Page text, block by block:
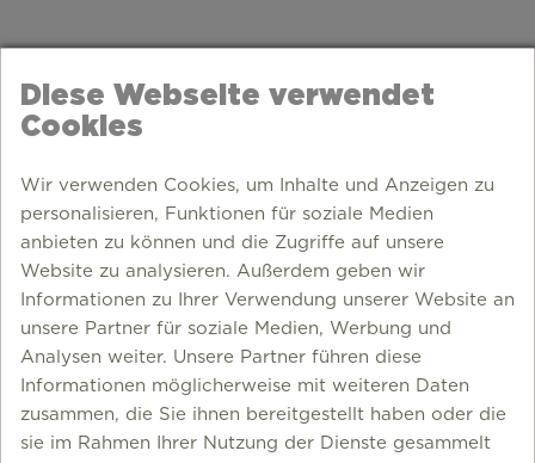
Diese Webseite verwendet
Cookies
Wir verwenden Cookies, um Inhalte und Anzeigen zu
personalisieren, Funktionen für soziale Medien
anbieten zu können und die Zugriffe auf unsere
Website zu analysieren. Außerdem geben wir
Informationen zu Ihrer Verwendung unserer Website an
unsere Partner für soziale Medien, Werbung und
Analysen weiter. Unsere Partner führen diese
Informationen möglicherweise mit weiteren Daten
zusammen, die Sie ihnen bereitgestellt haben oder die
sie im Rahmen Ihrer Nutzung der Dienste gesammelt
PUBLIC ART